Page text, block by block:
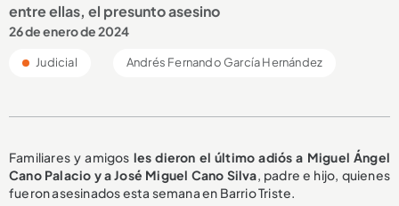
entre ellas, el presunto asesino
26 de enero de 2024
Judicial Andrés Fernando García Hernández
Familiares y amigos les dieron el último adiós a Miguel Ángel
Cano Palacio y a José Miguel Cano Silva, padre e hijo, quienes
fueron asesinados esta semana en Barrio Triste.